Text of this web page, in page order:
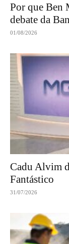
Por que Ben
debate da
01/08/2026
Cadu Alvim
Fantástico
31/07/2026